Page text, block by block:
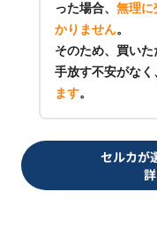
った場合、 無理に
かりません。
そのため、買い
手放す不安がなく
ます。
セルカが